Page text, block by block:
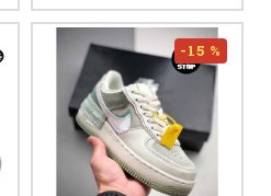
-15 %